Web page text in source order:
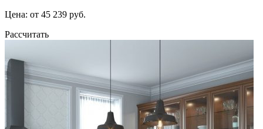
Цена: от 45 239 руб.
Рассчитать